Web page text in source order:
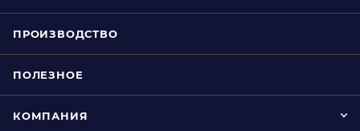
ПРОИЗВОДСТВО
ПОЛЕЗНОЕ
КОМПАНИЯ